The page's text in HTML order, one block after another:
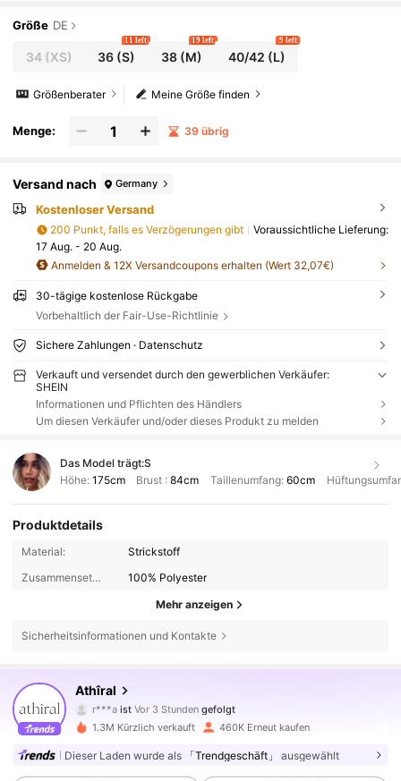
Größe DE
34(XS) 36 (S)
11 left
38(M)
19 left
40/42 (L)
9 left
Meine Größe finden
Größenberater
Menge: 39 übrig
Versand nach Germany
Kostenloser Versand
200 Punkt, falls es Verzögerungen gibt
Voraussichtliche Lieferung:
17 Aug. - 20 Aug.
Anmelden & 12X Versandcoupons erhalten (Wert 32,07€)
30-tägige kostenlose Rückgabe
Vorbehaltlich der Fair-Use-Richtlinie
Sichere Zahlungen · Datenschutz
Verkauft und versendet durch den gewerblichen Verkäufer:
SHEIN
Informationen und Pflichten des Händlers
Um diesen Verkäufer und/oder dieses Produkt zu melden
Das Model trägt:S
Höhe: 175cm Brust :84cm Taillenumfang: 60cm
Produktdetails
Material:
Strickstoff
Zusammensetzung:
100% Polyester
Mehr anzeigen
Sicherheitsinformationen und Kontakte
Athîral
m***sist am Durchsuchen
4,78
566K Follower
1.3M Kürzlich verkauft 460K Erneut kaufen
Dieser Laden wurde als 「Trendgeschäft」 ausgewählt